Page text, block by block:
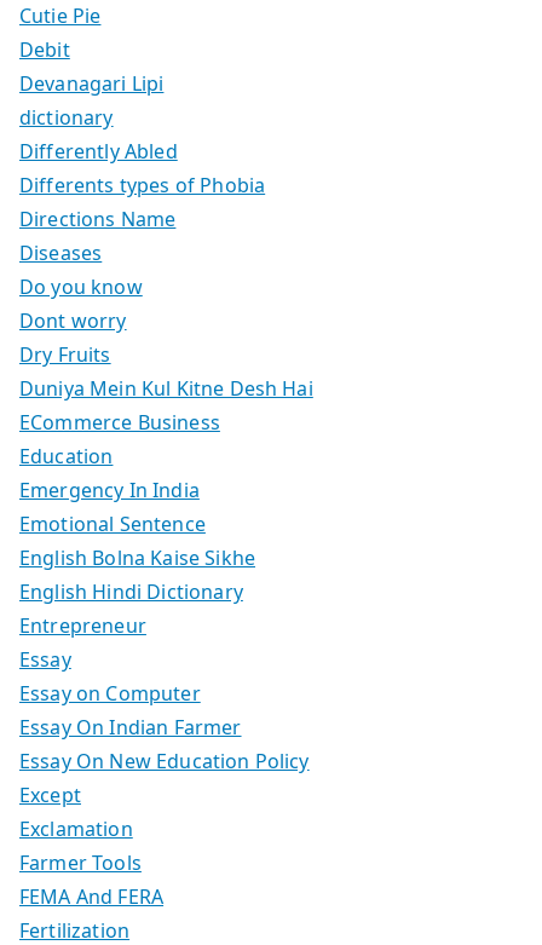
Cutie Pie
Debit
Devanagari Lipi
dictionary
Differently Abled
Differents types of Phobia
Directions Name
Diseases
Do you know
Dont worry
Dry Fruits
Duniya Mein Kul Kitne Desh Hai
ECommerce Business
Education
Emergency In India
Emotional Sentence
English Bolna Kaise Sikhe
English Hindi Dictionary
Entrepreneur
Essay
Essay on Computer
Essay On Indian Farmer
Essay On New Education Policy
Except
Exclamation
Farmer Tools
FEMA And FERA
Fertilization